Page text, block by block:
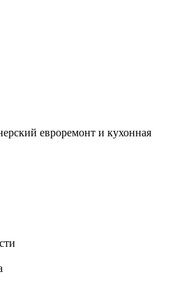
евроремонт и кухонная